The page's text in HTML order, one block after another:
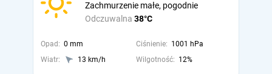
Odczuwalna 38°C
Zachmurzenie małe, pogodnie
Opad: 0 mm Ciśnienie: 1001 hPa
Wiatr:
13 km/h Wilgotność: 12%